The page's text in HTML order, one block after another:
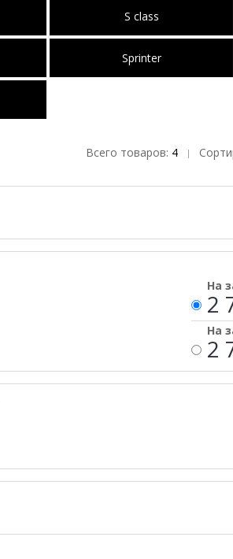
S class
Sprinter
Всего товаров: 4 |
На
2
На
2